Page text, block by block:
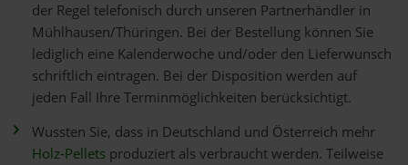
der Regel telefonisch durch unseren Partnerhändler in
Mühlhausen/Thüringen. Bei der Bestellung können Sie
lediglich eine Kalenderwoche und/oder den Lieferwunsch
schriftlich eintragen. Bei der Disposition werden auf
jeden Fall Ihre Terminmöglichkeiten berücksichtigt.
Wussten Sie, dass in Deutschland und Österreich mehr
Holz-Pellets produziert als verbraucht werden. Teilweise